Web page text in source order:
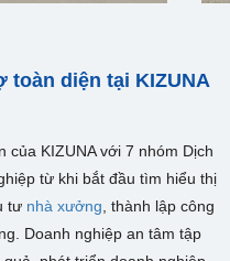
toàn diện tại KIZUNA
của KIZUNA với 7 nhóm Dịch
từ khi bắt đầu tìm hiểu thị
tư nhà xưởng, thành lập công
Doanh nghiệp an tâm tập